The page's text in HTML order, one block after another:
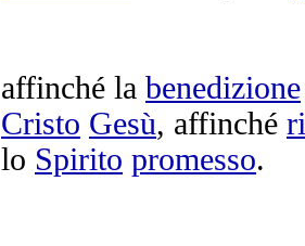
affinché la benedizione
Cristo Gesù, affinché
lo Spirito promesso.